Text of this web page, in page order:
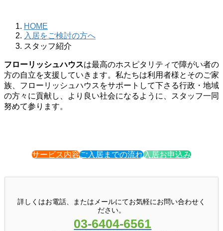
HOME
入居をご検討の方へ
スタッフ紹介
フローリッシュハウスは最高のホスピタリティで障がい者の
方の自立を支援していきます。私たちは利用者様とそのご家
族、フローリッシュハウスをサポートして下さる行政・地域
の方々に貢献し、より良い社会になるように、スタッフ一同
努めて参ります。
サービス内容ご入居までの流れ入居お申込み
詳しくはお電話、またはメールにてお気軽にお問い合わせく
ださい。
03-6404-6561